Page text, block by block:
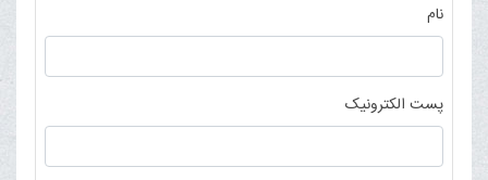
نام
پست الکترونیک